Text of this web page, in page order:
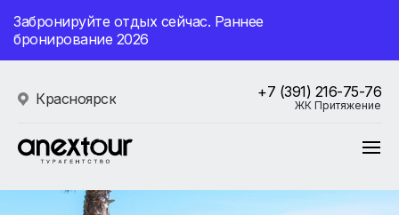
Забронируйте отдых сейчас. Раннее
бронирование 2026
Красноярск +7 (391) 216-75-76
ЖК Притяжение